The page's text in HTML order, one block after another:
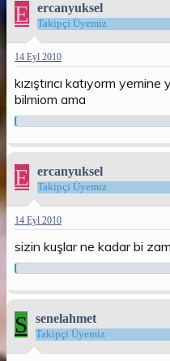
E ercanyuksel
Takipçi Üyemiz
14 Eyl 2010
kızıştırıcı katıyorm
bilmiom ama
E ercanyuksel
Takipçi Üyemiz
14 Eyl 2010
sizin kuşlar ne kadar bi
S senelahmet
Takipçi Üyemiz